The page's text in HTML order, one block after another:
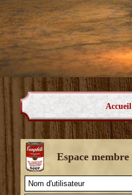
Accueil
Espace membre